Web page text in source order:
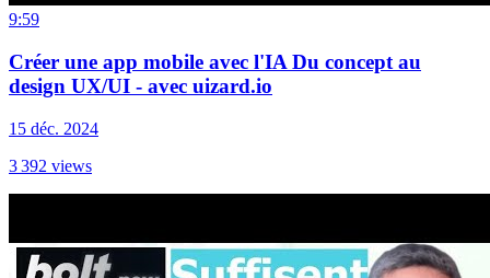
9:59
Créer une app mobile avec l'IA Du concept au
design UX/UI - avec uizard.io
15 déc. 2024
3 392 views